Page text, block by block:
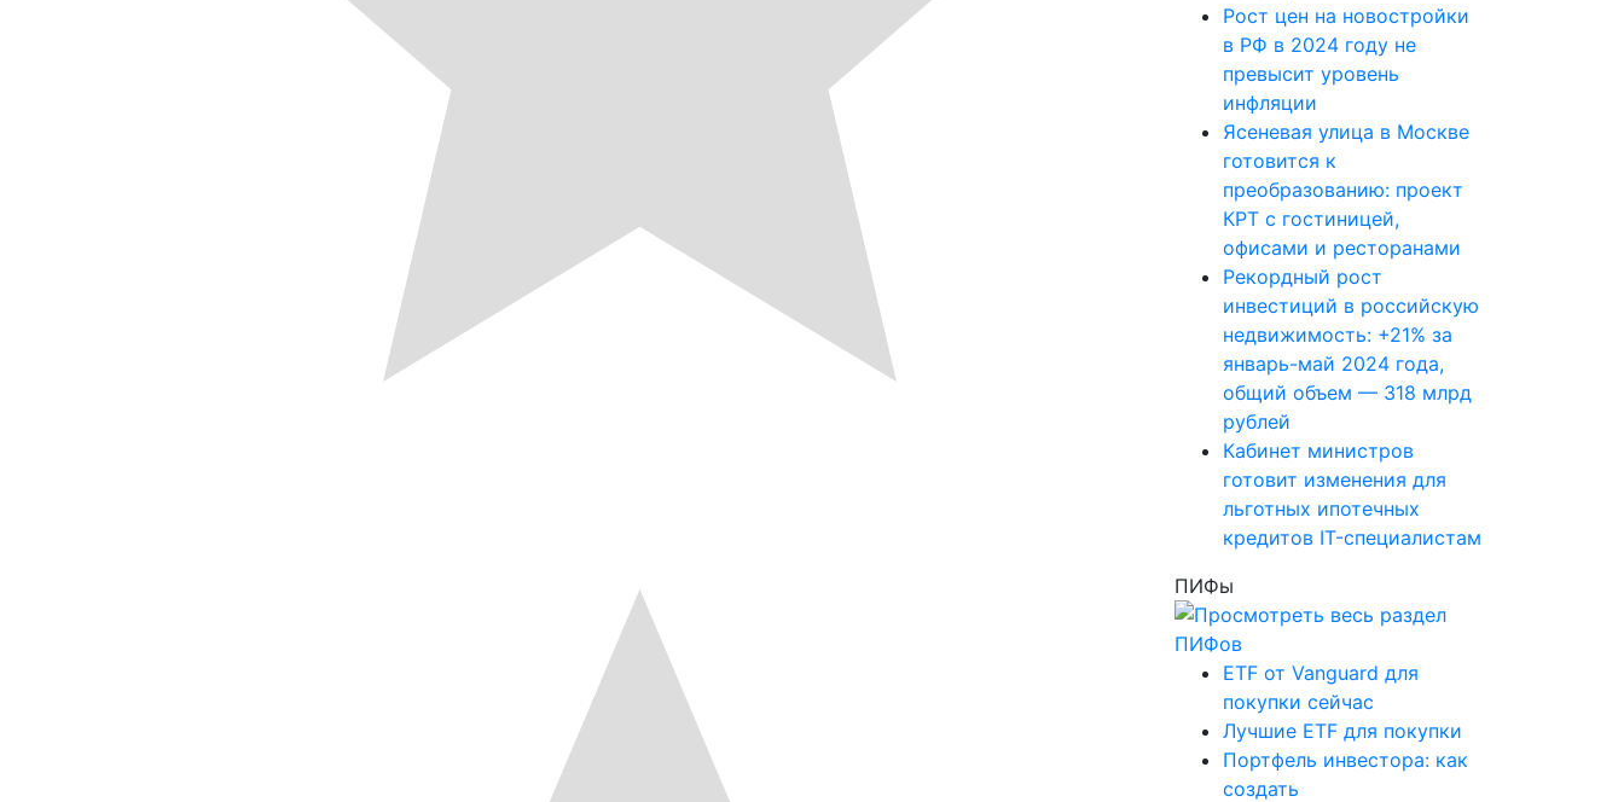
Рост цен на новостройки
в РФ в 2024 году не
превысит уровень
инфляции
Ясеневая улица в Москве
готовится к
преобразованию: проект
КРТ с гостиницей,
офисами и ресторанами
Рекордный рост
инвестиций в российскую
недвижимость: +21% за
январь-май 2024 года,
общий объем — 318 млрд
рублей
Кабинет министров
готовит изменения для
льготных ипотечных
кредитов IT-специалистам
ПИФы
ETF от Vanguard для
покупки сейчас
Лучшие ETF для покупки
Портфель инвестора: как
создать